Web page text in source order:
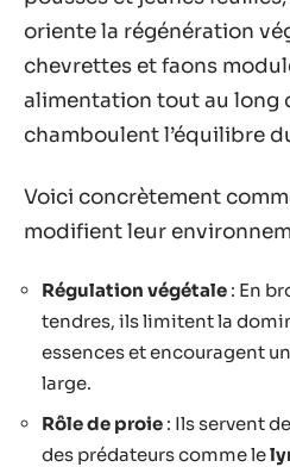
oriente la régénération
chevrettes et faons
alimentation tout au long
chamboulent l’équilibre
Voici concrètement
modifient leur
Régulation végétale : En
tendres, ils limitent la
essences et encouragent
large.
Rôle de proie : Ils servent
des prédateurs comme le